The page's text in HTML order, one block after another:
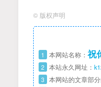
© 版权声明
1 本网站名称： 祝
2 本站永久网址：
3 本网站的文章部